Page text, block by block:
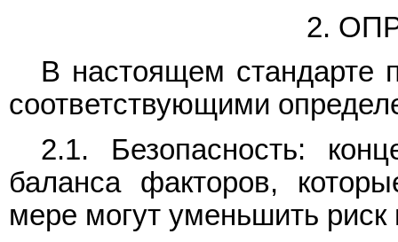
2.
В настоящем стандарте
соответствующими
2.1. Безопасность:
баланса факторов,
мере могут уменьшить